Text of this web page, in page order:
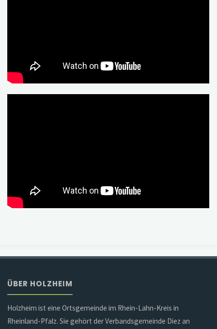
ÜBER HOLZHEIM
Holzheim ist eine Ortsgemeinde im Rhein-Lahn-Kreis in
Rheinland-Pfalz. Sie gehört der Verbandsgemeinde Diez an